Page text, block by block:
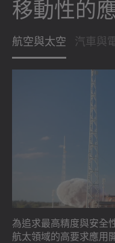
移動性的
航空與太空 汽車與
為追求最高精度與安
航太領域的高要求應用